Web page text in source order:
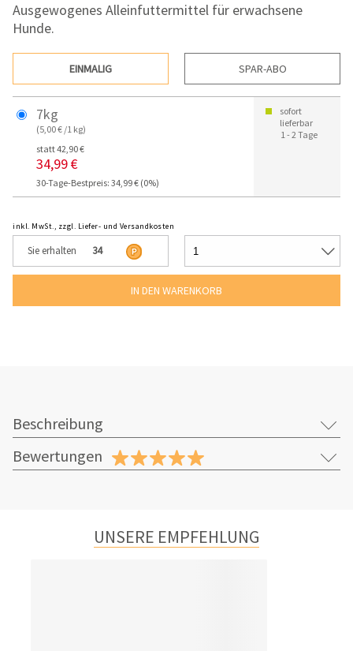
Ausgewogenes Alleinfuttermittel für erwachsene
Hunde.
EINMALIG SPAR-ABO
7kg
(5,00 € /1 kg)
statt 42,90 €
34,99 €
30-Tage-Bestpreis: 34,99 € (0%)
sofort
lieferbar
1 - 2 Tage
inkl. MwSt., zzgl. Liefer- und Versandkosten
Sie erhalten 34
Beschreibung
Bewertungen
UNSERE EMPFEHLUNG